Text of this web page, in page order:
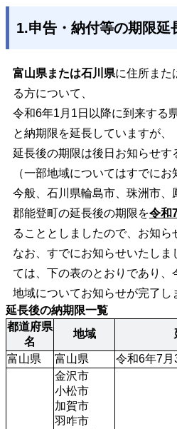
1.申告・納付等の期限延
富山県または石川県に住所また
る方について、
令和6年1月1日以降に到来する
と納期限を延長していますが、
延長後の期限は後日お知らせす
（一部地域についてはすでにお
今般、石川県輪島市、珠洲市、
郡能登町の延長後の期限を令和
ることとしましたので、お知ら
なお、すでにお知らせいたしま
ては、下の表のとおりであり、
地域についてお知らせが完了し
延長後の納期限一覧
都道府県
名
地域
富山県 富山県 令和6年7月
金沢市
小松市
加賀市
羽咋市